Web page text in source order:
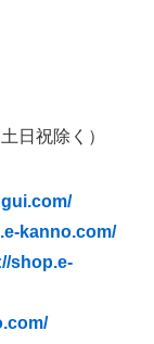
日祝除く）
kanno.com/
shop.e-